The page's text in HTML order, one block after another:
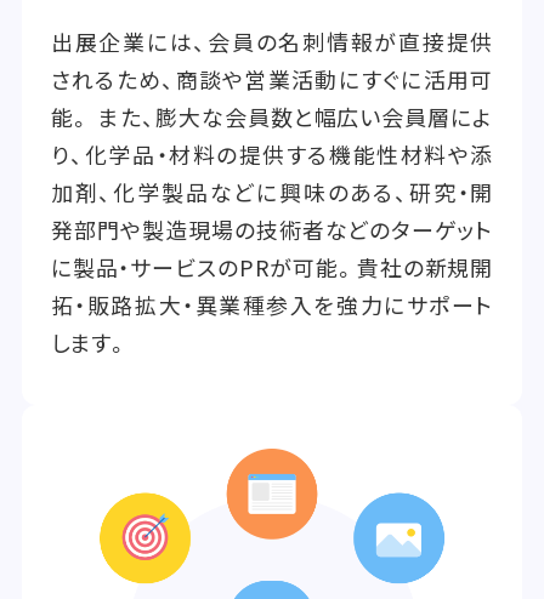
出展企業には、会員の名刺情報が直接提供
されるため、商談や営業活動にすぐに活用可
能。 また、膨大な会員数と幅広い会員層によ
り、化学品・材料の提供する機能性材料や添
加剤、化学製品などに興味のある、研究・開
発部門や製造現場の技術者などのターゲット
に製品・サービスのPRが可能。貴社の新規開
拓・販路拡大・異業種参入を強力にサポート
します。